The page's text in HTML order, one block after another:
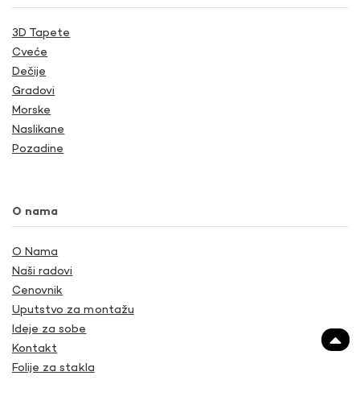
3D Tapete
Cveće
Dečije
Gradovi
Morske
Naslikane
Pozadine
O nama
O Nama
Naši radovi
Cenovnik
Uputstvo za montažu
Ideje za sobe
Kontakt
Folije za stakla